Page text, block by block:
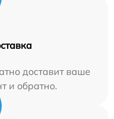
доставит ваше
и обратно.